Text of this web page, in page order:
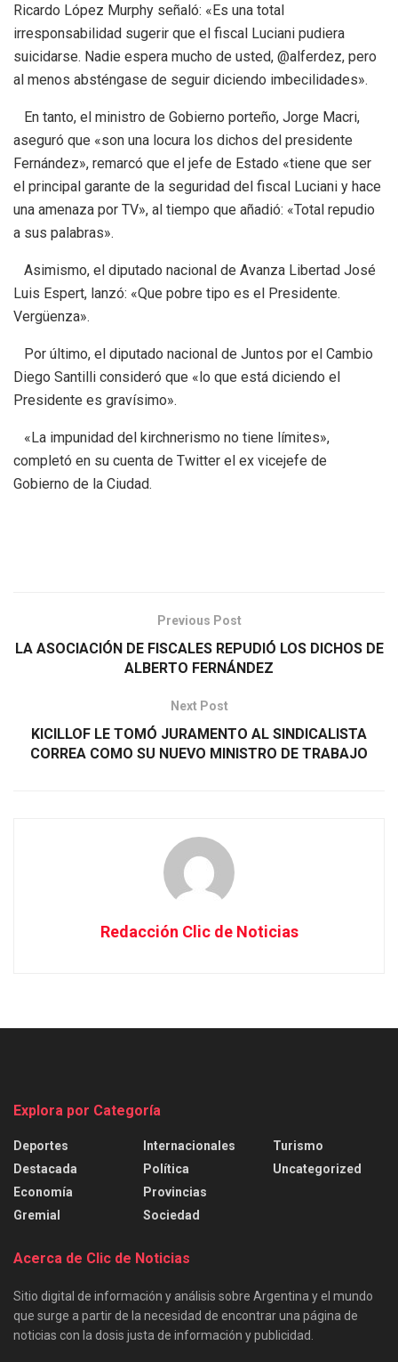
Ricardo López Murphy señaló: «Es una total
irresponsabilidad sugerir que el fiscal Luciani pudiera
suicidarse. Nadie espera mucho de usted, @alferdez, pero
al menos absténgase de seguir diciendo imbecilidades».
En tanto, el ministro de Gobierno porteño, Jorge Macri,
aseguró que «son una locura los dichos del presidente
Fernández», remarcó que el jefe de Estado «tiene que ser
el principal garante de la seguridad del fiscal Luciani y hace
una amenaza por TV», al tiempo que añadió: «Total repudio
a sus palabras».
Asimismo, el diputado nacional de Avanza Libertad José
Luis Espert, lanzó: «Que pobre tipo es el Presidente.
Vergüenza».
Por último, el diputado nacional de Juntos por el Cambio
Diego Santilli consideró que «lo que está diciendo el
Presidente es gravísimo».
«La impunidad del kirchnerismo no tiene límites»,
completó en su cuenta de Twitter el ex vicejefe de
Gobierno de la Ciudad.
Previous Post
LA ASOCIACIÓN DE FISCALES REPUDIÓ LOS DICHOS DE
ALBERTO FERNÁNDEZ
Next Post
KICILLOF LE TOMÓ JURAMENTO AL SINDICALISTA
CORREA COMO SU NUEVO MINISTRO DE TRABAJO
Redacción Clic de Noticias
Explora por Categoría
Deportes
Destacada
Economía
Gremial
Internacionales
Política
Provincias
Sociedad
Turismo
Uncategorized
Acerca de Clic de Noticias
Sitio digital de información y análisis sobre Argentina y el mundo
que surge a partir de la necesidad de encontrar una página de
noticias con la dosis justa de información y publicidad.